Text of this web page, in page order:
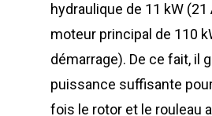
hydraulique de 11 kW (21
moteur principal de 110
démarrage). De ce fait, il
puissance suffisante
fois le rotor et le rouleau